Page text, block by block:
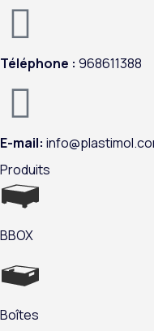
Téléphone : 968611388
E-mail:
Produits
BBOX
Boîtes